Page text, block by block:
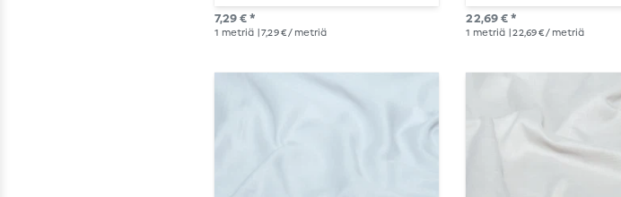
7,29 € *
1 metriä | 7,29 € / metriä
samppanjanvärinen
22,69 € *
1 metriä | 22,69 € / metriä